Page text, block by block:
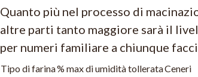
Quanto più nel processo di
altre parti tanto maggiore sarà il
per numeri familiare a chiunque
Tipo di farina% max di umidità tollerataCeneri